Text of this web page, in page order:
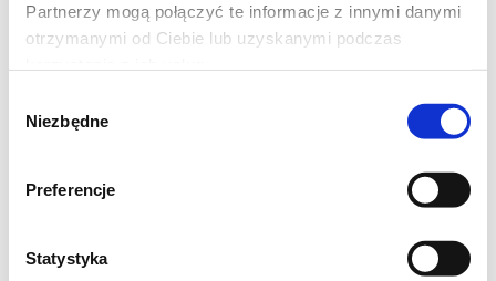
Partnerzy mogą połączyć te informacje z innymi danymi
otrzymanymi od Ciebie lub uzyskanymi podczas
zgody
Niezbędne
Preferencje
Statystyka